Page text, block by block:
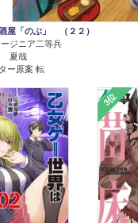
屋「のぶ」 （２２）
ジニア二等兵
夏哉
ー原案 転
3位